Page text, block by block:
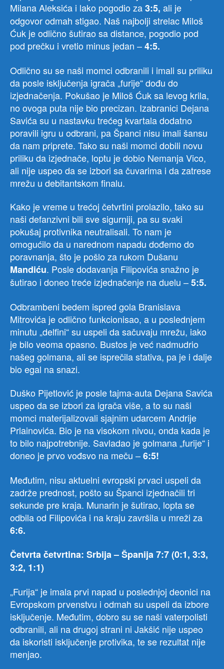
Milana Aleksića i lako pogodio za3:5, ali je
odgovor odmah stigao. Naš najbolji strelac Miloš
Ćuk je odlično šutirao sa distance, pogodio pod
pod prečku i vretio minus jedan –4:5.
Odlično su se naši momci odbranili i imali su priliku
da posle isključenja igrača „furije“ dođu do
izjednačenja. Pokušao je Miloš Ćuk sa levog krila,
no ovoga puta nije bio precizan. Izabranici Dejana
Savića su u nastavku trećeg kvartala dodatno
poravili igru u odbrani, pa Španci nisu imali šansu
da nam priprete. Tako su naši momci dobili novu
priliku da izjednače, loptu je dobio Nemanja Vico,
ali nije uspeo da se izbori sa čuvarima i da zatrese
mrežu u debitantskom finalu.
Kako je vreme u trećoj četvrtini prolazilo, tako su
naši defanzivni bili sve sigurniji, pa su svaki
pokušaj protivnika neutralisali. To nam je
omogućilo da u narednom napadu dođemo do
poravnanja, što je pošlo za rukom Dušanu
Mandiću. Posle dodavanja Filipovića snažno je
šutirao i doneo treće izjednačenje na duelu –5:5.
Odbrambeni bedem ispred gola Branislava
Mitrovića je odlično funkcionisao, a u poslednjem
minutu „delfini“ su uspeli da sačuvaju mrežu, iako
je bilo veoma opasno. Bustos je već nadmudrio
našeg golmana, ali se isprečila stativa, pa je i dalje
bio egal na snazi.
Duško Pijetlović je posle tajma-auta Dejana Savića
uspeo da se izbori za igrača više, a to su naši
momci materijalizovali sjajnim udarcem Andrije
Prlainovića. Bio je na visokom nivou, onda kada je
to bilo najpotrebnije. Savladao je golmana „furije“ i
doneo je prvo vođsvo na meču –6:5!
Međutim, nisu aktuelni evropski prvaci uspeli da
zadrže prednost, pošto su Španci izjednačili tri
sekunde pre kraja. Munarin je šutirao, lopta se
odbila od Filipovića i na kraju završila u mreži za
6:6.
Četvrta četvrtina: Srbija – Španija 7:7 (0:1, 3:3,
3:2, 1:1)
„Furija“ je imala prvi napad u poslednjoj deonici na
Evropskom prvenstvu i odmah su uspeli da izbore
isključenje. Međutim, dobro su se naši vaterpolisti
odbranili, ali na drugoj strani ni Jakšić nije uspeo
da iskoristi isključenje protivika, te se rezultat nije
menjao.